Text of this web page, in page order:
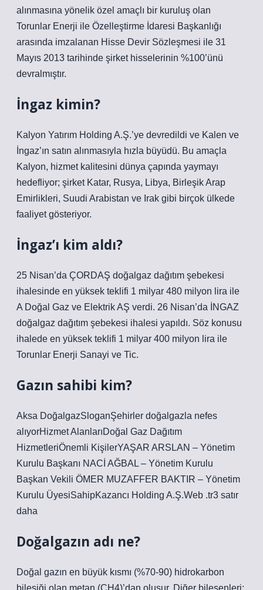
alınmasına yönelik özel amaçlı bir kuruluş olan
Torunlar Enerji ile Özelleştirme İdaresi Başkanlığı
arasında imzalanan Hisse Devir Sözleşmesi ile 31
Mayıs 2013 tarihinde şirket hisselerinin %100’ünü
devralmıştır.
İngaz kimin?
Kalyon Yatırım Holding A.Ş.’ye devredildi ve Kalen ve
İngaz’ın satın alınmasıyla hızla büyüdü. Bu amaçla
Kalyon, hizmet kalitesini dünya çapında yaymayı
hedefliyor; şirket Katar, Rusya, Libya, Birleşik Arap
Emirlikleri, Suudi Arabistan ve Irak gibi birçok ülkede
faaliyet gösteriyor.
İngaz’ı kim aldı?
25 Nisan’da ÇORDAŞ doğalgaz dağıtım şebekesi
ihalesinde en yüksek teklifi 1 milyar 480 milyon lira ile
A Doğal Gaz ve Elektrik AŞ verdi. 26 Nisan’da İNGAZ
doğalgaz dağıtım şebekesi ihalesi yapıldı. Söz konusu
ihalede en yüksek teklifi 1 milyar 400 milyon lira ile
Torunlar Enerji Sanayi ve Tic.
Gazın sahibi kim?
Aksa DoğalgazSloganŞehirler doğalgazla nefes
alıyorHizmet AlanlarıDoğal Gaz Dağıtım
HizmetleriÖnemli KişilerYAŞAR ARSLAN – Yönetim
Kurulu Başkanı NACİ AĞBAL – Yönetim Kurulu
Başkan Vekili ÖMER MUZAFFER BAKTIR – Yönetim
Kurulu ÜyesiSahipKazancı Holding A.Ş.Web .tr3 satır
daha
Doğalgazın adı ne?
Doğal gazın en büyük kısmı (%70-90) hidrokarbon
bileşiği olan metan (CH4)’dan oluşur. Diğer bileşenleri;